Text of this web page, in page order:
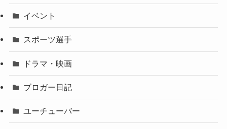
イベント
スポーツ選手
ドラマ・映画
ブロガー日記
ユーチューバー